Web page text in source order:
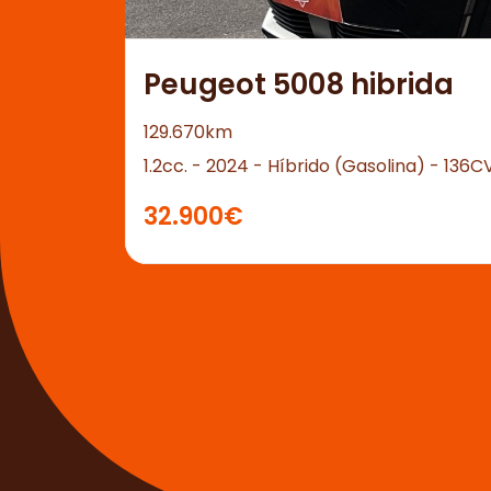
Peugeot 5008 hibrida
129.670km
1.2cc. - 2024 - Híbrido (Gasolina) -
32.900€